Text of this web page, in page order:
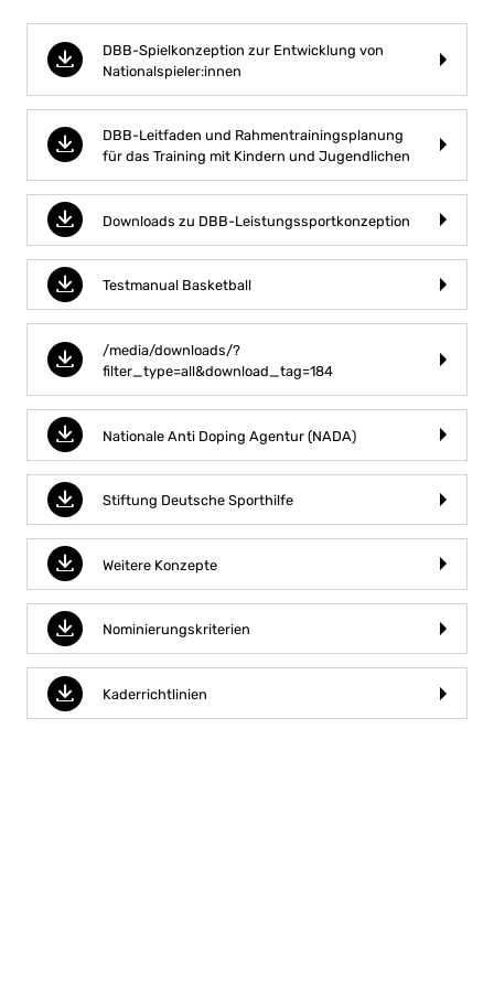
DBB-Spielkonzeption zur Entwicklung von
Nationalspieler:innen
DBB-Leitfaden und Rahmentrainingsplanung
für das Training mit Kindern und Jugendlichen
Downloads zu DBB-Leistungssportkonzeption
Testmanual Basketball
/media/downloads/?
filter_type=all&download_tag=184
Nationale Anti Doping Agentur (NADA)
Stiftung Deutsche Sporthilfe
Weitere Konzepte
Nominierungskriterien
Kaderrichtlinien